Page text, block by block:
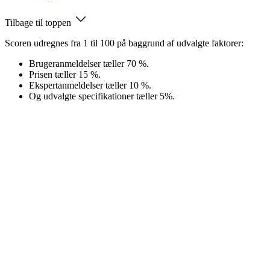
Tilbage til toppen
Scoren udregnes fra 1 til 100 på baggrund af udvalgte faktorer:
Brugeranmeldelser tæller 70 %.
Prisen tæller 15 %.
Ekspertanmeldelser tæller 10 %.
Og udvalgte specifikationer tæller 5%.